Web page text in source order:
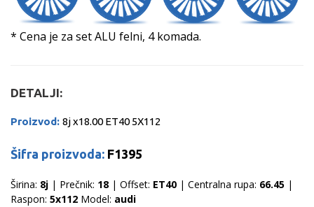
* Cena je za set ALU felni, 4 komada.
DETALJI:
Proizvod: 8j x18.00 ET40 5X112
Šifra proizvoda: F1395
Širina: 8j | Prečnik: 18 | Offset: ET40 | Centralna rupa: 66.45 |
Raspon: 5x112 Model: audi